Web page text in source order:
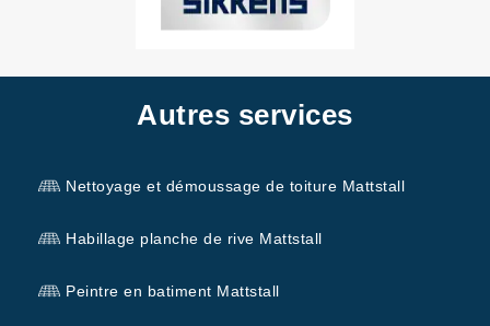
Autres services
Nettoyage et démoussage de toiture Mattstall
Habillage planche de rive Mattstall
Peintre en batiment Mattstall